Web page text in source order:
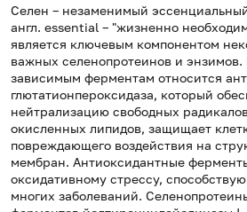
Селен – незаменимый
англ. essential – "жизненно
является ключевым компонентом
важных селенопротеинов и энзимов.
зависимым ферментам относится
глютатионпероксидаза, который
нейтрализацию свободных
окисленных липидов, защищает
повреждающего воздействия на
мембран. Антиоксидантные
оксидативному стрессу,
многих заболеваний.